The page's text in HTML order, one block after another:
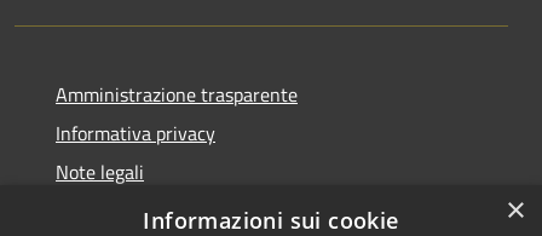
Amministrazione trasparente
Informativa privacy
Note legali
Dichiarazione di accessibilità
×
Informazioni sui cookie